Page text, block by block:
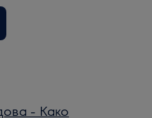
- Како